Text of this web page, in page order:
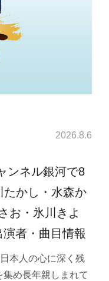
2026.8.6
ンネル銀河で8
かし・水森か
お・氷川きよ
者・曲目情報
本人の心に深く残
め長年親しまれて